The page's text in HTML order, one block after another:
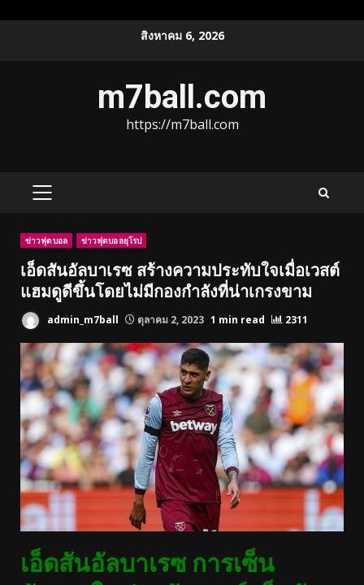
สิงหาคม 6, 2026
m7ball.com
https://m7ball.com
PRIMARY
ข่าวฟุตบอล ข่าวฟุตบอลยุโรป
เอ็ดสันอัลบาเรซ สร้างความประทับใจเมื่อเวสต์
แฮมดูดีขึ้นโดยไม่มีกองกำลังที่น่าเกรงขาม
admin_m7ball ตุลาคม 2, 2023 1 min read 2311
เอ็ดสันอัลบาเรซ การเซ็น